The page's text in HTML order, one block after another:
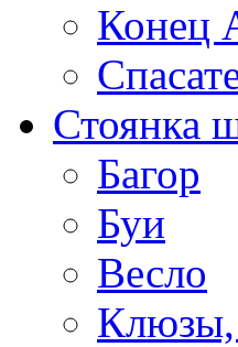
Конец
Стоянка
Багор
Буи
Весло
Клюзы,